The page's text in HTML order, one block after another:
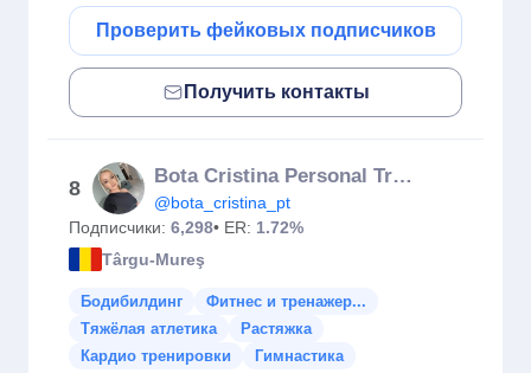
Проверить фейковых подписчиков
Получить контакты
8
Bota Cristina Personal Trainer
@bota_cristina_pt
Подписчики: 6,298• ER: 1.72%
Târgu-Mureş
Бодибилдинг
Фитнес и тренажер...
Тяжёлая атлетика
Растяжка
Кардио тренировки
Гимнастика